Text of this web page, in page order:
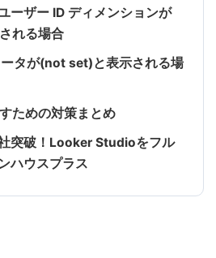
ーザー ID ディメンションが
れる場合
タが(not set)と表示される場
ための対策まとめ
突破！Looker Studioをフル
ハウスプラス